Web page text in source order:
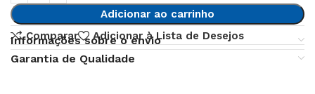
Adicionar ao carrinho
Comparar
Adicionar à Lista de Desejos
Informações sobre o envio
Garantia de Qualidade